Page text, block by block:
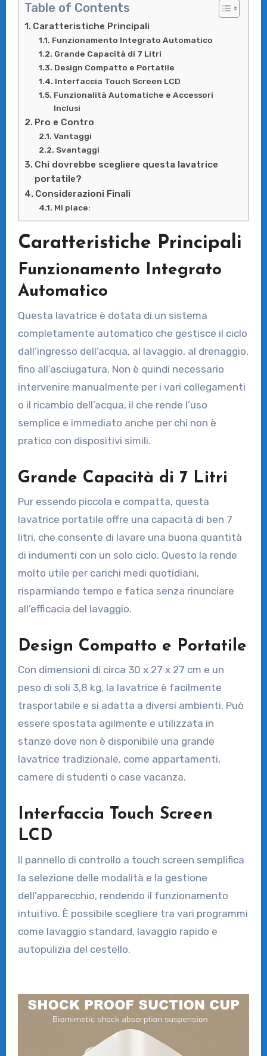
Table of Contents
Caratteristiche Principali
Funzionamento Integrato Automatico
Grande Capacità di 7 Litri
Design Compatto e Portatile
Interfaccia Touch Screen LCD
Funzionalità Automatiche e Accessori
Inclusi
Pro e Contro
Vantaggi
Svantaggi
Chi dovrebbe scegliere questa lavatrice
portatile?
Considerazioni Finali
Mi piace:
Caratteristiche Principali
Funzionamento Integrato
Automatico
Questa lavatrice è dotata di un sistema
completamente automatico che gestisce il ciclo
dall’ingresso dell’acqua, al lavaggio, al drenaggio,
fino all’asciugatura. Non è quindi necessario
intervenire manualmente per i vari collegamenti
o il ricambio dell’acqua, il che rende l’uso
semplice e immediato anche per chi non è
pratico con dispositivi simili.
Grande Capacità di 7 Litri
Pur essendo piccola e compatta, questa
lavatrice portatile offre una capacità di ben 7
litri, che consente di lavare una buona quantità
di indumenti con un solo ciclo. Questo la rende
molto utile per carichi medi quotidiani,
risparmiando tempo e fatica senza rinunciare
all’efficacia del lavaggio.
Design Compatto e Portatile
Con dimensioni di circa 30 x 27 x 27 cm e un
peso di soli 3,8 kg, la lavatrice è facilmente
trasportabile e si adatta a diversi ambienti. Può
essere spostata agilmente e utilizzata in
stanze dove non è disponibile una grande
lavatrice tradizionale, come appartamenti,
camere di studenti o case vacanza.
Interfaccia Touch Screen
LCD
Il pannello di controllo a touch screen semplifica
la selezione delle modalità e la gestione
dell’apparecchio, rendendo il funzionamento
intuitivo. È possibile scegliere tra vari programmi
come lavaggio standard, lavaggio rapido e
autopulizia del cestello.